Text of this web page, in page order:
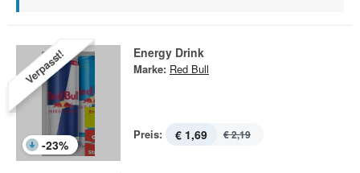
Verpasst!
-23%
Energy Drink
Marke: Red Bull
Preis: € 1,69 € 2,19